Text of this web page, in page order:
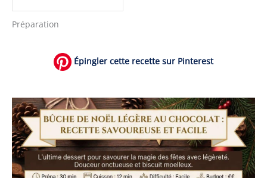
Préparation
Épingler cette recette sur Pinterest